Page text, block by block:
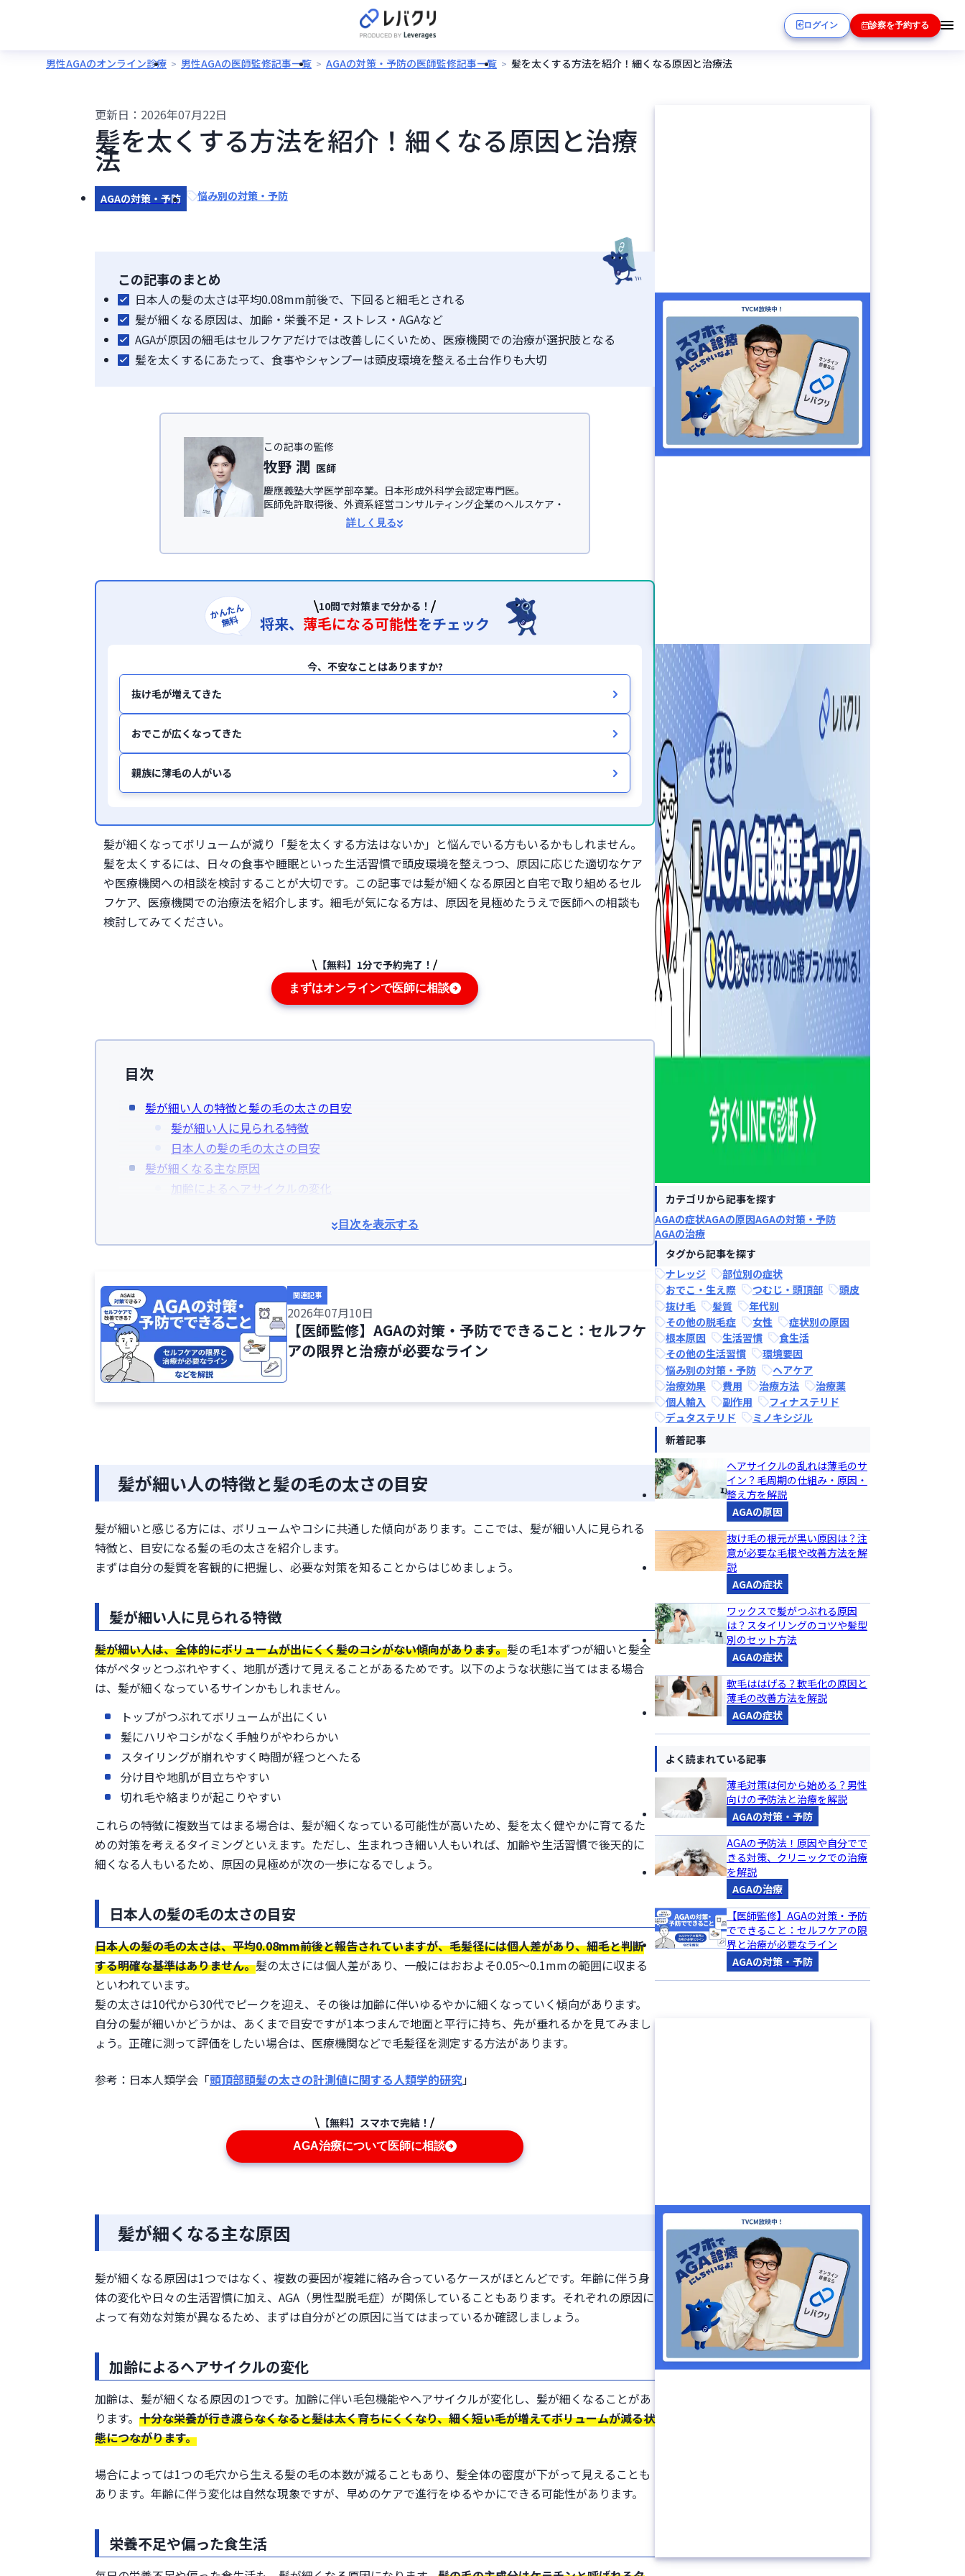
ログイン 診察を予約する
男性AGAのオンライン診療 男性AGAの医師監修記事一覧 AGAの対策・予防の医師監修記事一覧 髪を太くする方法を紹介！細くなる原因と治療法
更新日： 2026年07月22日
髪を太くする方法を紹介！細くなる原因と治療
法
AGAの対策・予防 悩み別の対策・予防
この記事のまとめ
日本人の髪の太さは平均0.08mm前後で、下回ると細毛とされる
髪が細くなる原因は、加齢・栄養不足・ストレス・AGAなど
AGAが原因の細毛はセルフケアだけでは改善しにくいため、医療機関での治療が選択肢となる
髪を太くするにあたって、食事やシャンプーは頭皮環境を整える土台作りも大切
この記事の監修
牧野 潤 医師
慶應義塾大学医学部卒業。日本形成外科学会認定専門医。
医師免許取得後、外資系経営コンサルティング企業のヘルスケア・
慶應義塾大学医学部助教を経て、美容医療を主とした
日本形成外科学会
日本美容外科学会(JSAPS)
詳しく見る
かんたん
無料
10問で対策まで分かる！
将来、 薄毛になる可能性をチェック
今、不安なことはありますか?
抜け毛が増えてきた
おでこが広くなってきた
親族に薄毛の人がいる
髪が細くなってボリュームが減り「髪を太くする方法はないか」と悩んでいる方もいるかもしれません。
髪を太くするには、日々の食事や睡眠といった生活習慣で頭皮環境を整えつつ、原因に応じた適切なケア
や医療機関への相談を検討することが大切です。この記事では髪が細くなる原因と自宅で取り組めるセル
フケア、医療機関での治療法を紹介します。細毛が気になる方は、原因を見極めたうえで医師への相談も
検討してみてください。
【無料】1分で予約完了！
まずはオンラインで医師に相談
目次
目次を表示する
髪が細い人の特徴と髪の毛の太さの目安
髪が細い人に見られる特徴
日本人の髪の毛の太さの目安
髪が細くなる主な原因
加齢によるヘアサイクルの変化
睡眠不足やストレスによる頭皮の血行不良
間違ったヘアケアによる頭皮へのダメージ
自分でできる髪を太くする方法
髪に必要な栄養をバランスよく摂る
睡眠の質を高める
適度な運動で血行を促す
頭皮にやさしいシャンプーを選ぶ
細くなった髪を太くしたいときの治療法
髪を太くする方法に関するよくある質問
参考文献
関連記事
2026年07月10日
【医師監修】AGAの対策・予防でできること：セルフケ
アの限界と治療が必要なライン
髪が細い人の特徴と髪の毛の太さの目安
髪が細いと感じる方には、ボリュームやコシに共通した傾向があります。ここでは、髪が細い人に見られる
特徴と、目安になる髪の毛の太さを紹介します。
まずは自分の髪質を客観的に把握し、必要な対策を知ることからはじめましょう。
髪が細い人に見られる特徴
髪が細い人は、全体的にボリュームが出にくく髪のコシがない傾向があります。髪の毛1本ずつが細いと髪全
体がペタッとつぶれやすく、地肌が透けて見えることがあるためです。以下のような状態に当てはまる場合
は、髪が細くなっているサインかもしれません。
トップがつぶれてボリュームが出にくい
髪にハリやコシがなく手触りがやわらかい
スタイリングが崩れやすく時間が経つとへたる
分け目や地肌が目立ちやすい
切れ毛や絡まりが起こりやすい
これらの特徴に複数当てはまる場合は、髪が細くなっている可能性が高いため、髪を太く健やかに育てるた
めの対策を考えるタイミングといえます。ただし、生まれつき細い人もいれば、加齢や生活習慣で後天的に
細くなる人もいるため、原因の見極めが次の一歩になるでしょう。
日本人の髪の毛の太さの目安
日本人の髪の毛の太さは、平均0.08mm前後と報告されていますが、毛髪径には個人差があり、細毛と判断
する明確な基準はありません。髪の太さには個人差があり、一般にはおおよそ0.05〜0.1mmの範囲に収まる
といわれています。
髪の太さは10代から30代でピークを迎え、その後は加齢に伴いゆるやかに細くなっていく傾向があります。
自分の髪が細いかどうかは、あくまで目安ですが1本つまんで地面と平行に持ち、先が垂れるかを見てみまし
ょう。正確に測って評価をしたい場合は、医療機関などで毛髪径を測定する方法があります。
参考：日本人類学会「頭頂部頭髪の太さの計測値に関する人類学的研究」
【無料】スマホで完結！
AGA治療について医師に相談
髪が細くなる主な原因
髪が細くなる原因は1つではなく、複数の要因が複雑に絡み合っているケースがほとんどです。年齢に伴う身
体の変化や日々の生活習慣に加え、AGA（男性型脱毛症）が関係していることもあります。それぞれの原因に
よって有効な対策が異なるため、まずは自分がどの原因に当てはまっているか確認しましょう。
加齢によるヘアサイクルの変化
加齢は、髪が細くなる原因の1つです。加齢に伴い毛包機能やヘアサイクルが変化し、髪が細くなることがあ
ります。 十分な栄養が行き渡らなくなると髪は太く育ちにくくなり、細く短い毛が増えてボリュームが減る状
態につながります。
場合によっては1つの毛穴から生える髪の毛の本数が減ることもあり、髪全体の密度が下がって見えることも
あります。年齢に伴う変化は自然な現象ですが、早めのケアで進行をゆるやかにできる可能性があります。
栄養不足や偏った食生活
カテゴリから記事を探す
AGAの症状AGAの原因AGAの対策・予防
AGAの治療
タグから記事を探す
ナレッジ
部位別の症状
おでこ・生え際
つむじ・頭頂部
頭皮
抜け毛
髪質
年代別
その他の脱毛症
女性
症状別の原因
根本原因
生活習慣
食生活
その他の生活習慣
環境要因
悩み別の対策・予防
ヘアケア
治療効果
費用 治療方法
治療薬
個人輸入
副作用
フィナステリド
デュタステリド
ミノキシジル
新着記事
ヘアサイクルの乱れは薄毛のサ
イン？毛周期の仕組み・原因・
整え方を解説
AGAの原因
抜け毛の根元が黒い原因は？注
意が必要な毛根や改善方法を解
説
AGAの症状
ワックスで髪がつぶれる原因
は？スタイリングのコツや髪型
別のセット方法
AGAの症状
軟毛ははげる？軟毛化の原因と
薄毛の改善方法を解説
AGAの症状
よく読まれている記事
薄毛対策は何から始める？男性
向けの予防法と治療を解説
AGAの対策・予防
AGAの予防法！原因や自分でで
きる対策、クリニックでの治療
を解説
AGAの治療
【医師監修】AGAの対策・予防
でできること：セルフケアの限
界と治療が必要なライン
AGAの対策・予防